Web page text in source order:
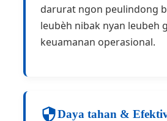
darurat ngon peulindong
leubèh nibak nyan leubeh
keuamanan operasional.
Daya tahan &